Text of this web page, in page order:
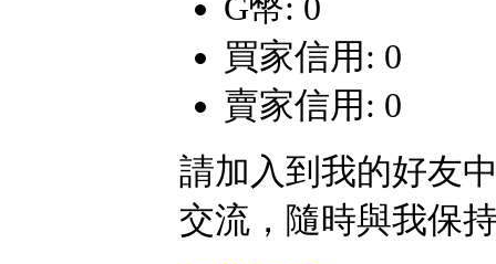
買家信用: 0
賣家信用: 0
請加入到我的好友
交流，隨時與我保